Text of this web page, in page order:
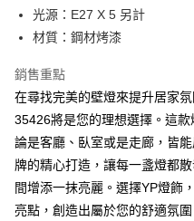
相關說明
【關於「AFTEE先享後付」】
AFTEE先享後付是「在收到商品之
１．簡單：不需註冊會員、不需綁
２．便利：只要手機號碼，簡訊認
【「AFTEE先享後付」結帳流程】
１．於結帳方式選擇「AFTEE先享
結帳頁面，進行簡訊認證並確認金
２．訂單成立數日內，您將收到繳
３．收到繳費通知簡訊後14天內，
ATM付款
新竹貨運宅配
每筆NT$180，滿NT$5,000(含
光源：E27 X 5 另計
材質：鋼材烤漆
銷售重點
在尋找完美的壁燈來提升居家
35426將是您的理想選擇。這
論是客廳、臥室或是走廊，皆
牌的精心打造，讓每一盞燈都
間增添一抹亮麗。選擇YP燈飾
亮點，創造出屬於您的舒適氛圍